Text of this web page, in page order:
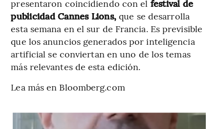
presentaron coincidiendo con el festival de
publicidad Cannes Lions, que se desarrolla
esta semana en el sur de Francia. Es previsible
que los anuncios generados por inteligencia
artificial se conviertan en uno de los temas
más relevantes de esta edición.
Lea más en Bloomberg.com